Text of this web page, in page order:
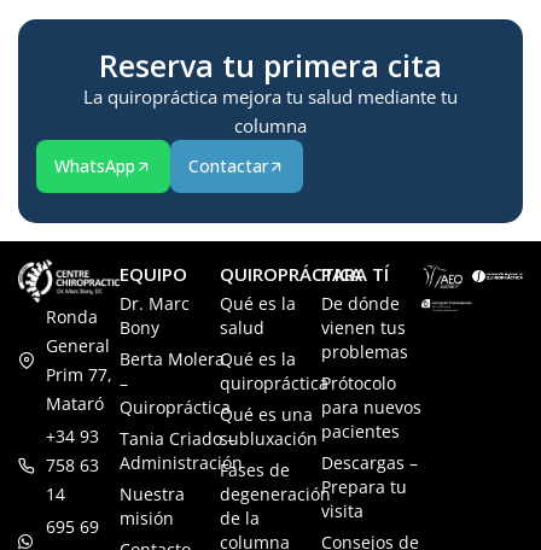
Reserva tu primera cita
La quiropráctica mejora tu salud mediante tu
columna
WhatsApp Contactar
Ronda
General
Prim 77,
Mataró
+34 93
758 63
14
695 69
EQUIPO
Dr. Marc
Bony
Berta Molera
–
Quiropráctica
Tania Criado –
Administración
Nuestra
misión
QUIROPRÁCTICA
Qué es la
salud
Qué es la
quiropráctica
Qué es una
subluxación
Fases de
degeneración
de la
columna
PARA TÍ
De dónde
vienen tus
problemas
Prótocolo
para nuevos
pacientes
Descargas –
Prepara tu
visita
Consejos de